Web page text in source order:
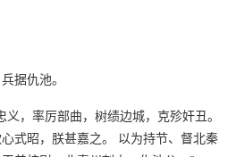
据仇池。
，率厉部曲，树绩边城，克殄奸丑。
式昭，朕甚嘉之。 以为持节、督北秦